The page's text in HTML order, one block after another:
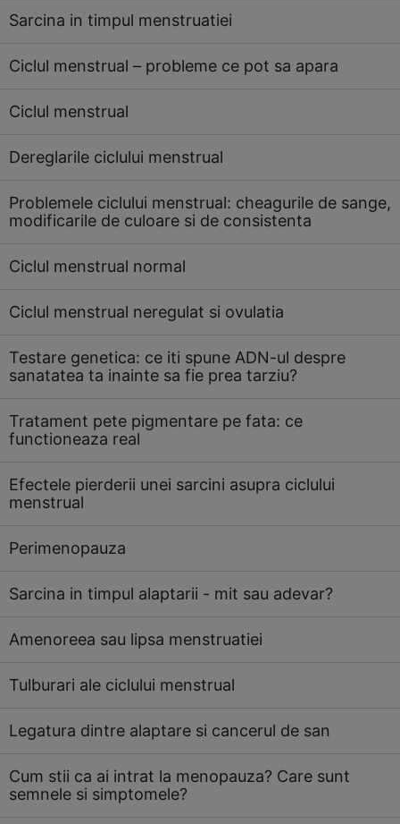
Sarcina in timpul menstruatiei
Ciclul menstrual – probleme ce pot sa apara
Ciclul menstrual
Dereglarile ciclului menstrual
Problemele ciclului menstrual: cheagurile de sange,
modificarile de culoare si de consistenta
Ciclul menstrual normal
Ciclul menstrual neregulat si ovulatia
Testare genetica: ce iti spune ADN-ul despre
sanatatea ta inainte sa fie prea tarziu?
Tratament pete pigmentare pe fata: ce
functioneaza real
Efectele pierderii unei sarcini asupra ciclului
menstrual
Perimenopauza
Sarcina in timpul alaptarii - mit sau adevar?
Amenoreea sau lipsa menstruatiei
Tulburari ale ciclului menstrual
Legatura dintre alaptare si cancerul de san
Cum stii ca ai intrat la menopauza? Care sunt
semnele si simptomele?